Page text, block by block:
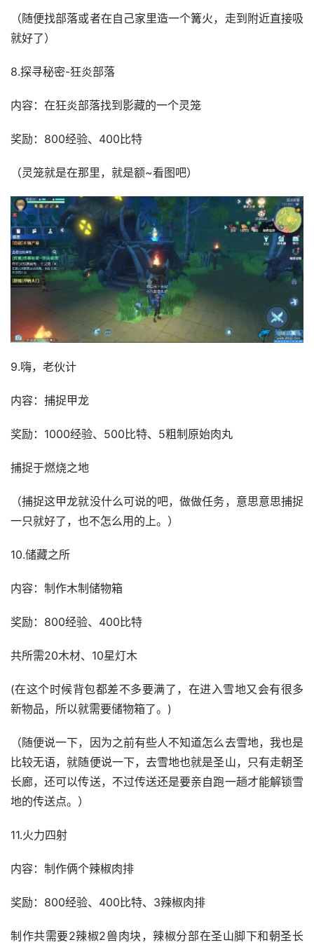
（随便找部落或者在自己家里造一个篝火，走到附近直接吸
就好了）
8.探寻秘密-狂炎部落
内容：在狂炎部落找到影藏的一个灵笼
奖励：800经验、400比特
（灵笼就是在那里，就是额~看图吧）
9.嗨，老伙计
内容：捕捉甲龙
奖励：1000经验、500比特、5粗制原始肉丸
捕捉于燃烧之地
（捕捉这甲龙就没什么可说的吧，做做任务，意思意思捕捉
一只就好了，也不怎么用的上。）
10.储藏之所
内容：制作木制储物箱
奖励：800经验、400比特
共所需20木材、10星灯木
(在这个时候背包都差不多要满了，在进入雪地又会有很多
新物品，所以就需要储物箱了。)
（随便说一下，因为之前有些人不知道怎么去雪地，我也是
比较无语，就随便说一下，去雪地也就是圣山，只有走朝圣
长廊，还可以传送，不过传送还是要亲自跑一趟才能解锁雪
地的传送点。）
11.火力四射
内容：制作俩个辣椒肉排
奖励：800经验、400比特、3辣椒肉排
制作共需要2辣椒2兽肉块，辣椒分部在圣山脚下和朝圣长